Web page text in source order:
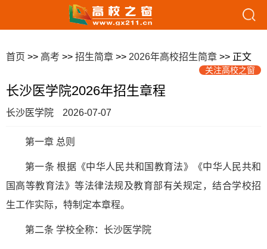
首页 >> 高考 >> 招生简章 >> 2026年高校招生简章 >> 正文
关注高校之窗
长沙医学院2026年招生章程
长沙医学院 2026-07-07
第一章 总则
第一条 根据《中华人民共和国教育法》《中华人民共和
国高等教育法》等法律法规及教育部有关规定，结合学校招
生工作实际，特制定本章程。
第二条 学校全称：长沙医学院